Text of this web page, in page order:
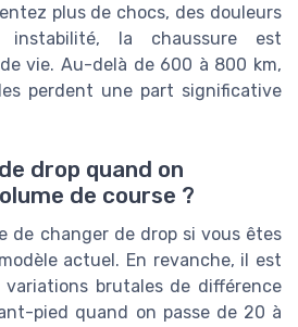
plus de chocs, des douleurs
la chaussure est
vie. Au-delà de 600 à 800 km,
perdent une part significative
drop quand on
de course ?
de changer de drop si vous êtes
actuel. En revanche, il est
variations brutales de différence
pied quand on passe de 20 à